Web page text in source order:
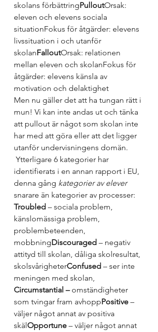
skolans förbättringPulloutOrsak:
eleven och elevens sociala
situationFokus för åtgärder: elevens
livssituation i och utanför
skolanFalloutOrsak: relationen
mellan eleven och skolanFokus för
åtgärder: elevens känsla av
motivation och delaktighet
Men nu gäller det att ha tungan rätt i
mun! Vi kan inte andas ut och tänka
att pullout är något som skolan inte
har med att göra eller att det ligger
utanför undervisningens domän.
Ytterligare 6 kategorier har
identifierats i en annan rapport i EU,
denna gång kategorier av elever
snarare än kategorier av processer:
Troubled – sociala problem,
känslomässiga problem,
problembeteenden,
mobbningDiscouraged – negativ
attityd till skolan, dåliga skolresultat,
skolsvårigheterConfused – ser inte
meningen med skolan,
Circumstantial – omständigheter
som tvingar fram avhoppPositive –
väljer något annat av positiva
skälOpportune – väljer något annat